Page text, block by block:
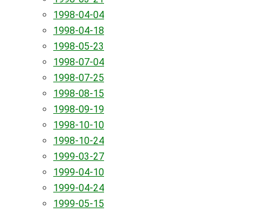
1998-04-04
1998-04-18
1998-05-23
1998-07-04
1998-07-25
1998-08-15
1998-09-19
1998-10-10
1998-10-24
1999-03-27
1999-04-10
1999-04-24
1999-05-15